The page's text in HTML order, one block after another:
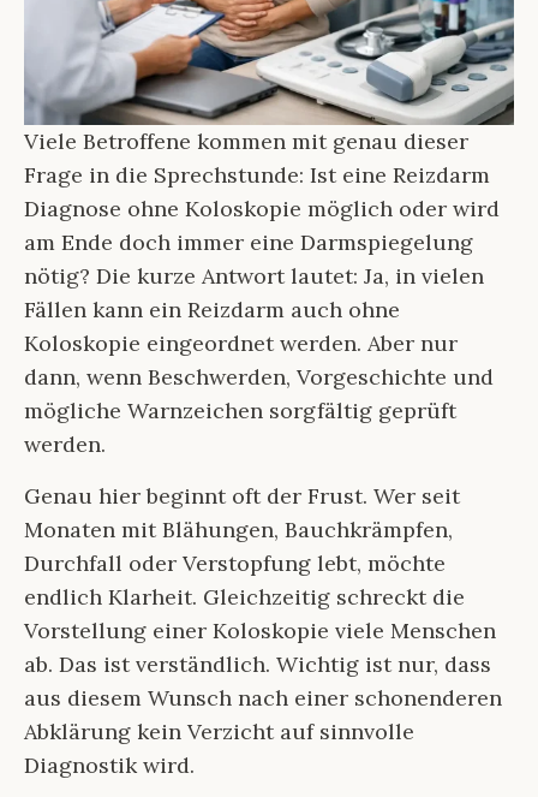
Viele Betroffene kommen mit genau dieser
Frage in die Sprechstunde: Ist eine Reizdarm
Diagnose ohne Koloskopie möglich oder wird
am Ende doch immer eine Darmspiegelung
nötig? Die kurze Antwort lautet: Ja, in vielen
Fällen kann ein Reizdarm auch ohne
Koloskopie eingeordnet werden. Aber nur
dann, wenn Beschwerden, Vorgeschichte und
mögliche Warnzeichen sorgfältig geprüft
werden.
Genau hier beginnt oft der Frust. Wer seit
Monaten mit Blähungen, Bauchkrämpfen,
Durchfall oder Verstopfung lebt, möchte
endlich Klarheit. Gleichzeitig schreckt die
Vorstellung einer Koloskopie viele Menschen
ab. Das ist verständlich. Wichtig ist nur, dass
aus diesem Wunsch nach einer schonenderen
Abklärung kein Verzicht auf sinnvolle
Diagnostik wird.